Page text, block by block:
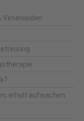
Venenleiden
erholt aufwachen